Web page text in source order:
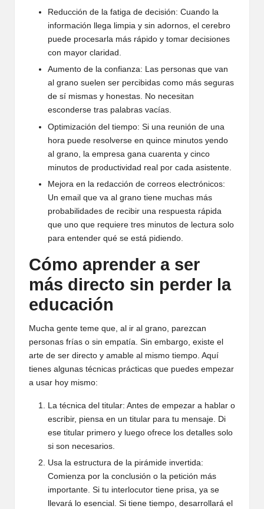
Reducción de la fatiga de decisión: Cuando la
información llega limpia y sin adornos, el cerebro
puede procesarla más rápido y tomar decisiones
con mayor claridad.
Aumento de la confianza: Las personas que van
al grano suelen ser percibidas como más seguras
de sí mismas y honestas. No necesitan
esconderse tras palabras vacías.
Optimización del tiempo: Si una reunión de una
hora puede resolverse en quince minutos yendo
al grano, la empresa gana cuarenta y cinco
minutos de productividad real por cada asistente.
Mejora en la redacción de correos electrónicos:
Un email que va al grano tiene muchas más
probabilidades de recibir una respuesta rápida
que uno que requiere tres minutos de lectura solo
para entender qué se está pidiendo.
Cómo aprender a ser
más directo sin perder la
educación
Mucha gente teme que, al ir al grano, parezcan
personas frías o sin empatía. Sin embargo, existe el
arte de ser directo y amable al mismo tiempo. Aquí
tienes algunas técnicas prácticas que puedes empezar
a usar hoy mismo:
La técnica del titular: Antes de empezar a hablar o
escribir, piensa en un titular para tu mensaje. Di
ese titular primero y luego ofrece los detalles solo
si son necesarios.
Usa la estructura de la pirámide invertida:
Comienza por la conclusión o la petición más
importante. Si tu interlocutor tiene prisa, ya se
llevará lo esencial. Si tiene tiempo, desarrollará el